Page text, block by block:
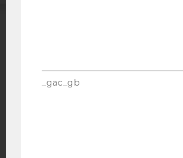
_gac_gb